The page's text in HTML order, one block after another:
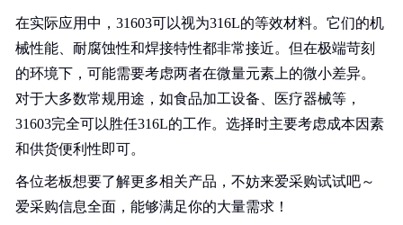
在实际应用中，31603可以视为316L的等效材料。它们的机
械性能、耐腐蚀性和焊接特性都非常接近。但在极端苛刻
的环境下，可能需要考虑两者在微量元素上的微小差异。
对于大多数常规用途，如食品加工设备、医疗器械等，
31603完全可以胜任316L的工作。选择时主要考虑成本因素
和供货便利性即可。
各位老板想要了解更多相关产品，不妨来爱采购试试吧～
爱采购信息全面，能够满足你的大量需求！